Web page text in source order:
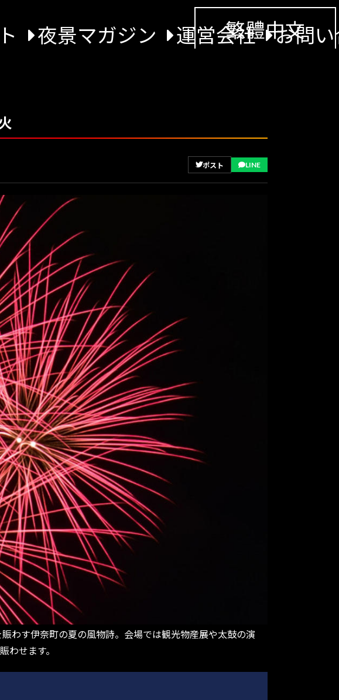
夜景マガジン 運営会社 お問
繁體中文
ポスト LINE
わす伊奈町の夏の風物詩。会場では観光物産展や太鼓の演
わせます。